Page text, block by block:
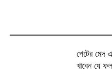
পেটের মেদ
খাবেন যে